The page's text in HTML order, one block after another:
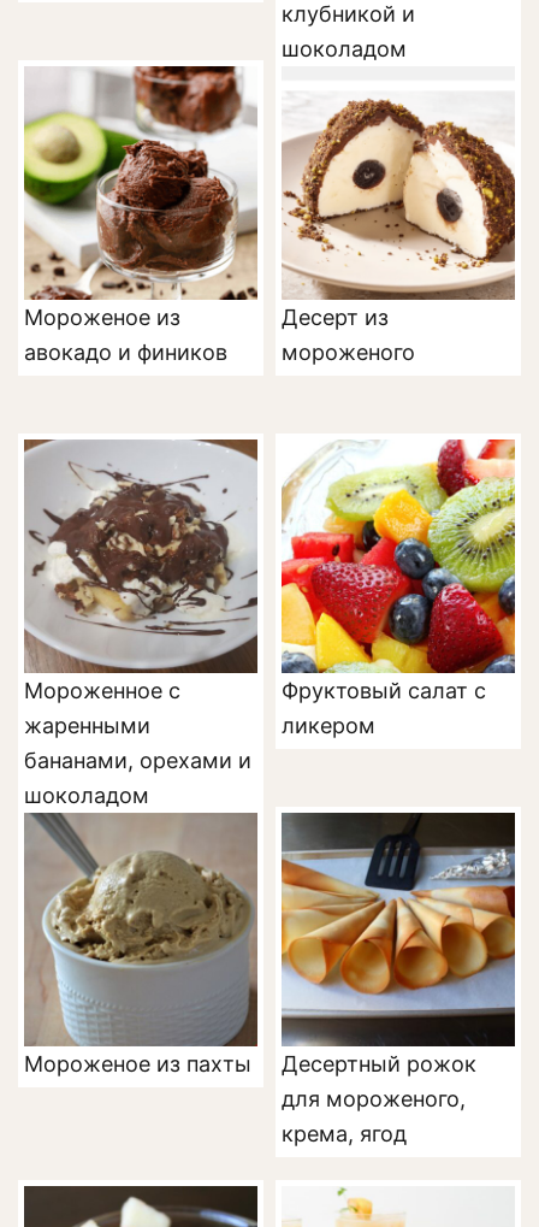
клубникой и
шоколадом
Мороженое из
авокадо и фиников
Десерт из
мороженого
Мороженное с
жаренными
бананами, орехами и
шоколадом
Фруктовый салат с
ликером
Мороженое из пахты
Десертный рожок
для мороженого,
крема, ягод